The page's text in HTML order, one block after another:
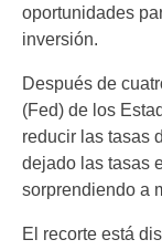
oportunidades
inversión.
Después de
(Fed) de los
reducir las tasas
dejado las tasas
sorprendiendo a
El recorte está